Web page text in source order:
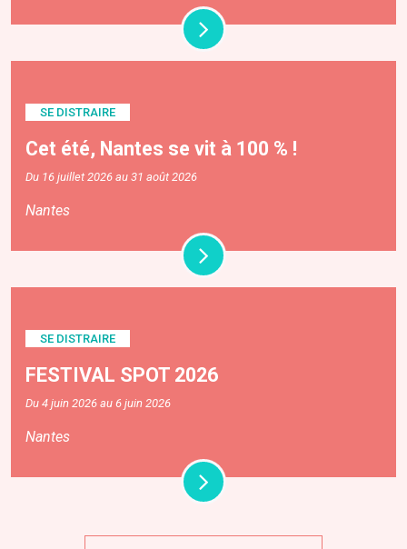
SE DISTRAIRE
Cet été, Nantes se vit à 100 % !
Du 16 juillet 2026 au 31 août 2026
Nantes
SE DISTRAIRE
FESTIVAL SPOT 2026
Du 4 juin 2026 au 6 juin 2026
Nantes